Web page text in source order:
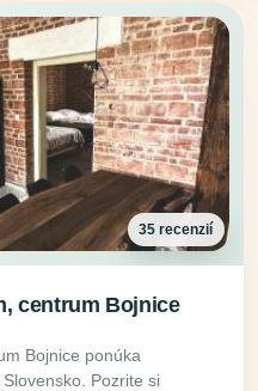
35 recenzií
centrum Bojnice
Bojnice ponúka
Pozrite si